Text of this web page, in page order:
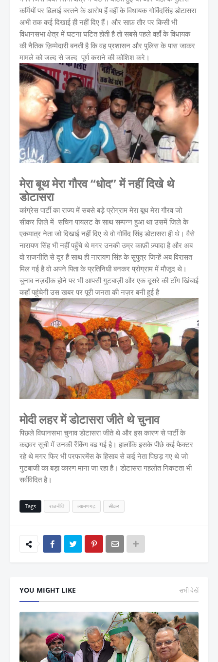
कर्मियों पर ढिलाई बरतने के आरोप हैं वहीं के विधायक गोविंदसिंह डोटासरा
अभी तक कई दिखाई ही नहीं दिए हैं। और साफ़ तौर पर किसी भी
विधानसभा क्षेत्र में घटना घटित होती है तो सबसे पहले वहाँ के विधायक
की नैतिक ज़िम्मेदारी बनती है कि वह प्रशासन और पुलिस के पास जाकर
मामले को जल्द से जल्द पूर्ण कराने की कोशिश करे।
मेरा बूथ मेरा गौरव “धोद” में नहीं दिखे थे
डोटासरा
कांग्रेस पार्टी का राज्य में सबसे बड़े प्रोग्राम मेरा बूथ मेरा गौरव जो
सीकर ज़िले में सचिन पायलट के साथ सम्पन्न हुआ था उसमें जिले के
एकमात्र नेता जो दिखाई नहीं दिए थे वो गोविंद सिंह डोटासरा ही थे। वैसे
नारायण सिंह भी नहीं पहुँचे थे मगर उनकी उम्र काफ़ी ज़्यादा है और अब
वो राजनीति से दूर हैं साथ ही नारायण सिंह के सुपुत्र जिन्हें अब विरासत
मिल गई है वो अपने पिता के प्रतिनिधी बनकर प्रोग्राम में मौजूद थे।
चुनाव नज़दीक होने पर भी आपसी गुटबाज़ी और एक दूसरे की टाँग खिंचाई
कहॉं पहुंचेगी उस खबर पर पूरी जनता की नज़र बनी हुई है
मोदी लहर में डोटासरा जीते थे चुनाव
पिछले विधानसभा चुनाव डोटासरा जीते थे और इस कारण से पार्टी के
कद्दावर सूची में उनकी रैंकिंग बढ गई है। हालांकि इसके पीछे कई फैक्टर
रहे थे मगर फिर भी परफारमेंस के हिसाब से कई नेता पिछड़ गए थे जो
गुटबाजी का बड़ा कारण माना जा रहा है। डोटासरा गहलोत निकटता भी
सर्वविदित है।
Tags राजनीति लक्ष्मणगढ़ सीकर
YOU MIGHT LIKE सभी देखें